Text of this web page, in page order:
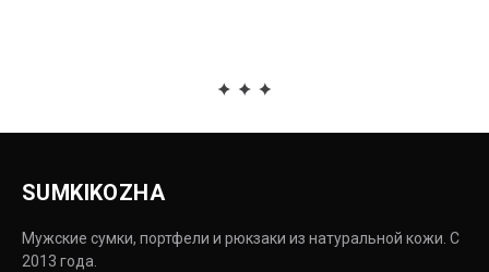
SUMKIKOZHA
Мужские сумки, портфели и рюкзаки из натуральной кожи. С
2013 года.